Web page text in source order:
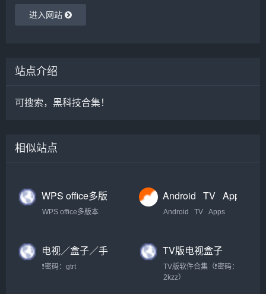
进入网站
站点介绍
可搜索，黑科技合集！
相似站点
WPS office多版
本下载合集 · 语雀
WPS office多版本
Android⠀TV⠀Apps【盒
子TV大全】
Android⠀TV⠀Apps
电视／盒子／手
机直播应用TV版
❗密码：gtrt
TV版电视盒子
APP合集
TV版软件合集（❗密码：
2kzz）